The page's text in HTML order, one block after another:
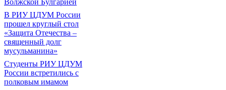
Волжской Булгарией
В РИУ ЦДУМ России
прошел круглый стол
«Защита Отечества –
священный долг
мусульманина»
Студенты РИУ ЦДУМ
России встретились с
полковым имамом